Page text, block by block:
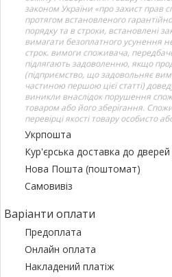
законом України «про захист прав
протягом встановленого
порядку та в строки, встановлені
вимагати безоплатного усунення
строк. вимоги споживача,
підлягають задоволенню, якщо
(підприємство, що задовольняє
частиною першою цієї статті)
виникли внаслідок порушення
товаром або його зберігання.
перевірці якості товару особисто
Укрпошта
Кур'єрська доставка до
Нова Пошта (поштомат)
Самовивіз
Варіанти оплати
Предоплата
Онлайн оплата
Накладений платіж